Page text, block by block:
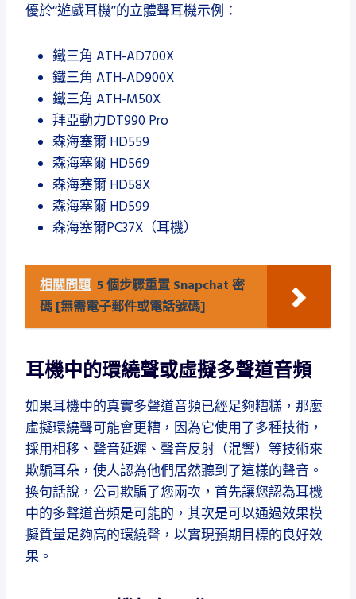
優於“遊戲耳機”的立體聲耳機示例：
鐵三角 ATH-AD700X
鐵三角 ATH-AD900X
鐵三角 ATH-M50X
拜亞動力DT990 Pro
森海塞爾 HD559
森海塞爾 HD569
森海塞爾 HD58X
森海塞爾 HD599
森海塞爾PC37X（耳機）
相關問題 5 個步驟重置 Snapchat 密
碼 [無需電子郵件或電話號碼]
耳機中的環繞聲或虛擬多聲道音頻
如果耳機中的真實多聲道音頻已經足夠糟糕，那麼
虛擬環繞聲可能會更糟，因為它使用了多種技術，
採用相移、聲音延遲、聲音反射（混響）等技術來
欺騙耳朵，使人認為他們居然聽到了這樣的聲音。
換句話說，公司欺騙了您兩次，首先讓您認為耳機
中的多聲道音頻是可能的，其次是可以通過效果模
擬質量足夠高的環繞聲，以實現預期目標的良好效
果。